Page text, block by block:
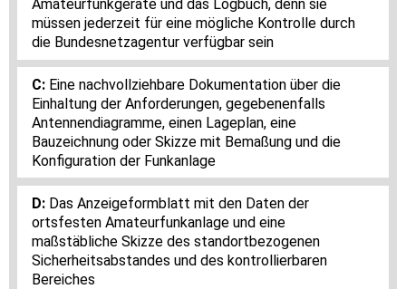
Amateurfunkgeräte und das Logbuch, denn sie
müssen jederzeit für eine mögliche Kontrolle durch
die Bundesnetzagentur verfügbar sein
Eine nachvollziehbare Dokumentation über die
Einhaltung der Anforderungen, gegebenenfalls
Antennendiagramme, einen Lageplan, eine
Bauzeichnung oder Skizze mit Bemaßung und die
Konfiguration der Funkanlage
Das Anzeigeformblatt mit den Daten der
ortsfesten Amateurfunkanlage und eine
maßstäbliche Skizze des standortbezogenen
Sicherheitsabstandes und des kontrollierbaren
Bereiches